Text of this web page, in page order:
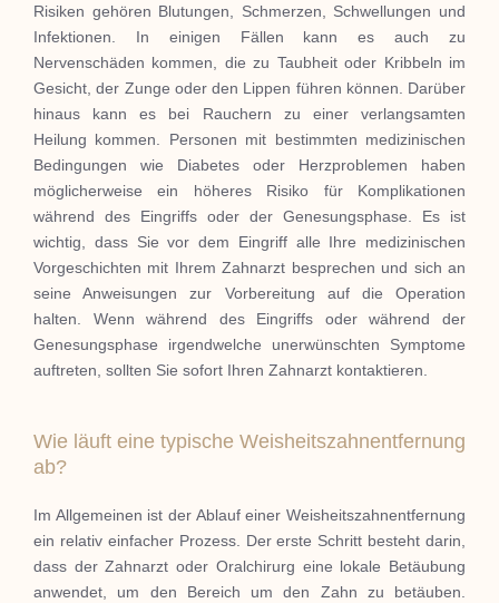
Risiken gehören Blutungen, Schmerzen, Schwellungen und
Infektionen. In einigen Fällen kann es auch zu
Nervenschäden kommen, die zu Taubheit oder Kribbeln im
Gesicht, der Zunge oder den Lippen führen können. Darüber
hinaus kann es bei Rauchern zu einer verlangsamten
Heilung kommen. Personen mit bestimmten medizinischen
Bedingungen wie Diabetes oder Herzproblemen haben
möglicherweise ein höheres Risiko für Komplikationen
während des Eingriffs oder der Genesungsphase. Es ist
wichtig, dass Sie vor dem Eingriff alle Ihre medizinischen
Vorgeschichten mit Ihrem Zahnarzt besprechen und sich an
seine Anweisungen zur Vorbereitung auf die Operation
halten. Wenn während des Eingriffs oder während der
Genesungsphase irgendwelche unerwünschten Symptome
auftreten, sollten Sie sofort Ihren Zahnarzt kontaktieren.
Wie läuft eine typische Weisheitszahnentfernung
ab?
Im Allgemeinen ist der Ablauf einer Weisheitszahnentfernung
ein relativ einfacher Prozess. Der erste Schritt besteht darin,
dass der Zahnarzt oder Oralchirurg eine lokale Betäubung
anwendet, um den Bereich um den Zahn zu betäuben.